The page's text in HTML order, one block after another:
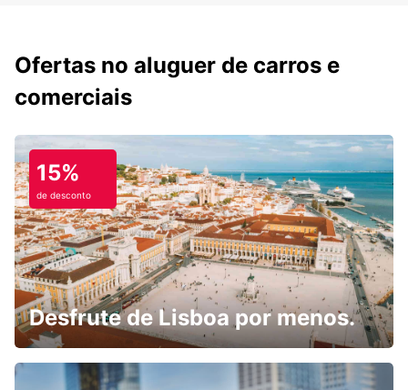
Ofertas no aluguer de carros e
comerciais
15%
de desconto
Desfrute de Lisboa por menos.